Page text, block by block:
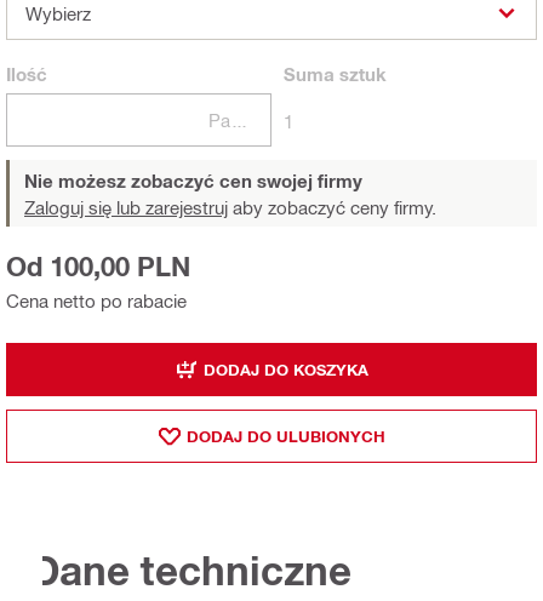
Wybierz
Ilość Suma sztuk
1
Nie możesz zobaczyć cen swojej firmy
Zaloguj się lub zarejestruj aby zobaczyć ceny firmy.
Cena netto po rabacie
Od 100,00 PLN
DODAJ DO KOSZYKA
DODAJ DO ULUBIONYCH
Dane techniczne